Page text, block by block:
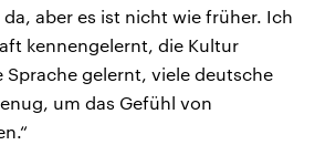
aber es ist nicht wie früher. Ich
kennengelernt, die Kultur
Sprache gelernt, viele deutsche
um das Gefühl von